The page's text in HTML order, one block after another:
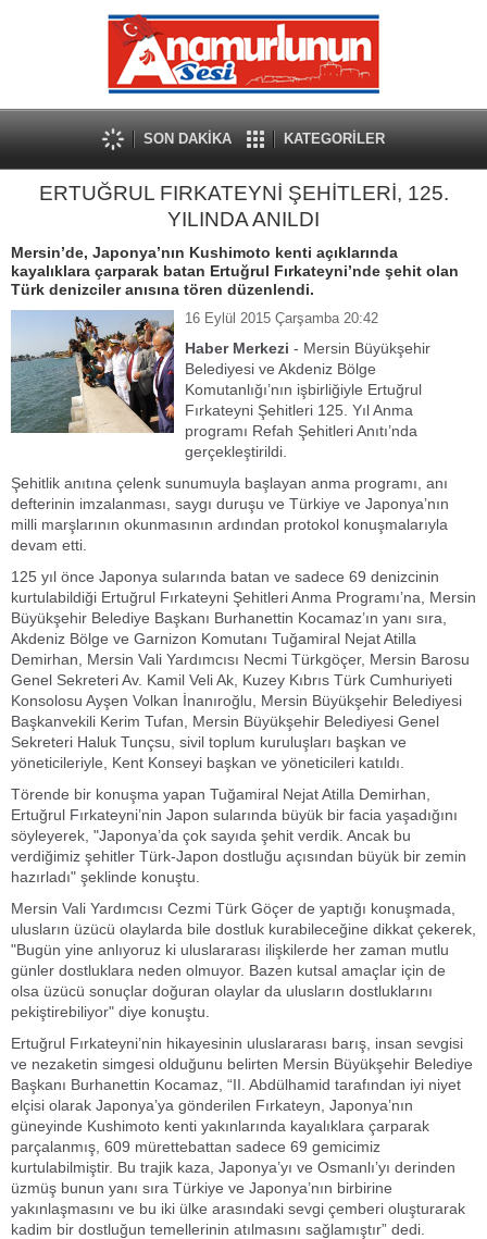
SON DAKİKA KATEGORİLER
ERTUĞRUL FIRKATEYNİ ŞEHİTLERİ, 125.
YILINDA ANILDI
Mersin’de, Japonya’nın Kushimoto kenti açıklarında
kayalıklara çarparak batan Ertuğrul Fırkateyni’nde şehit olan
Türk denizciler anısına tören düzenlendi.
16 Eylül 2015 Çarşamba 20:42
Haber Merkezi - Mersin Büyükşehir
Belediyesi ve Akdeniz Bölge
Komutanlığı’nın işbirliğiyle Ertuğrul
Fırkateyni Şehitleri 125. Yıl Anma
programı Refah Şehitleri Anıtı’nda
gerçekleştirildi.
Şehitlik anıtına çelenk sunumuyla başlayan anma programı, anı
defterinin imzalanması, saygı duruşu ve Türkiye ve Japonya’nın
milli marşlarının okunmasının ardından protokol konuşmalarıyla
devam etti.
125 yıl önce Japonya sularında batan ve sadece 69 denizcinin
kurtulabildiği Ertuğrul Fırkateyni Şehitleri Anma Programı’na, Mersin
Büyükşehir Belediye Başkanı Burhanettin Kocamaz’ın yanı sıra,
Akdeniz Bölge ve Garnizon Komutanı Tuğamiral Nejat Atilla
Demirhan, Mersin Vali Yardımcısı Necmi Türkgöçer, Mersin Barosu
Genel Sekreteri Av. Kamil Veli Ak, Kuzey Kıbrıs Türk Cumhuriyeti
Konsolosu Ayşen Volkan İnanıroğlu, Mersin Büyükşehir Belediyesi
Başkanvekili Kerim Tufan, Mersin Büyükşehir Belediyesi Genel
Sekreteri Haluk Tunçsu, sivil toplum kuruluşları başkan ve
yöneticileriyle, Kent Konseyi başkan ve yöneticileri katıldı.
Törende bir konuşma yapan Tuğamiral Nejat Atilla Demirhan,
Ertuğrul Fırkateyni’nin Japon sularında büyük bir facia yaşadığını
söyleyerek, "Japonya’da çok sayıda şehit verdik. Ancak bu
verdiğimiz şehitler Türk-Japon dostluğu açısından büyük bir zemin
hazırladı" şeklinde konuştu.
Mersin Vali Yardımcısı Cezmi Türk Göçer de yaptığı konuşmada,
ulusların üzücü olaylarda bile dostluk kurabileceğine dikkat çekerek,
"Bugün yine anlıyoruz ki uluslararası ilişkilerde her zaman mutlu
günler dostluklara neden olmuyor. Bazen kutsal amaçlar için de
olsa üzücü sonuçlar doğuran olaylar da ulusların dostluklarını
pekiştirebiliyor" diye konuştu.
Ertuğrul Fırkateyni’nin hikayesinin uluslararası barış, insan sevgisi
ve nezaketin simgesi olduğunu belirten Mersin Büyükşehir Belediye
Başkanı Burhanettin Kocamaz, “II. Abdülhamid tarafından iyi niyet
elçisi olarak Japonya’ya gönderilen Fırkateyn, Japonya’nın
güneyinde Kushimoto kenti yakınlarında kayalıklara çarparak
parçalanmış, 609 mürettebattan sadece 69 gemicimiz
kurtulabilmiştir. Bu trajik kaza, Japonya’yı ve Osmanlı’yı derinden
üzmüş bunun yanı sıra Türkiye ve Japonya’nın birbirine
yakınlaşmasını ve bu iki ülke arasındaki sevgi çemberi oluşturarak
kadim bir dostluğun temellerinin atılmasını sağlamıştır” dedi.